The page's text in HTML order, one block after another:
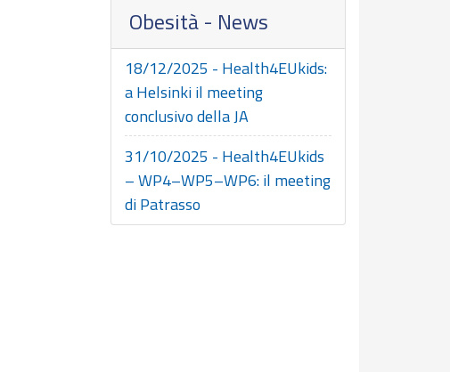
Obesità - News
18/12/2025 - Health4EUkids:
a Helsinki il meeting
conclusivo della JA
31/10/2025 - Health4EUkids
– WP4–WP5–WP6: il meeting
di Patrasso